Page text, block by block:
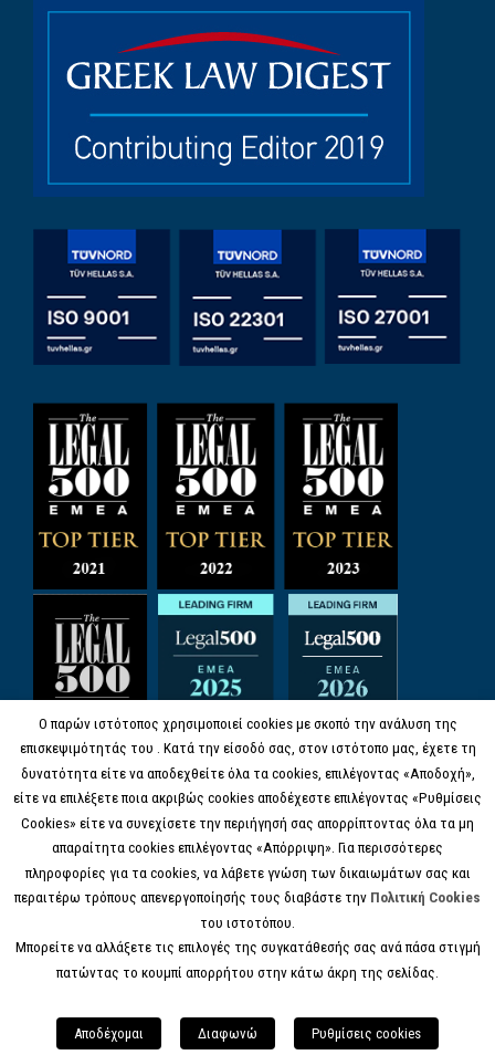
© COPYRIGHT 2017 KANELL.GR, ALL RIGHTS
Ο παρών ιστότοπος χρησιμοποιεί cookies με σκοπό την ανάλυση της
επισκεψιμότητάς του . Κατά την είσοδό σας, στον ιστότοπο μας, έχετε τη
δυνατότητα είτε να αποδεχθείτε όλα τα cookies, επιλέγοντας «Αποδοχή»,
είτε να επιλέξετε ποια ακριβώς cookies αποδέχεστε επιλέγοντας «Ρυθμίσεις
Cookies» είτε να συνεχίσετε την περιήγησή σας απορρίπτοντας όλα τα μη
απαραίτητα cookies επιλέγοντας «Απόρριψη». Για περισσότερες
πληροφορίες για τα cookies, να λάβετε γνώση των δικαιωμάτων σας και
περαιτέρω τρόπους απενεργοποίησής τους διαβάστε την Πολιτική Cookies
του ιστοτόπου.
Μπορείτε να αλλάξετε τις επιλογές της συγκατάθεσής σας ανά πάσα στιγμή
πατώντας το κουμπί απορρήτου στην κάτω άκρη της σελίδας.
Αποδέχομαι Διαφωνώ Ρυθμίσεις cookies